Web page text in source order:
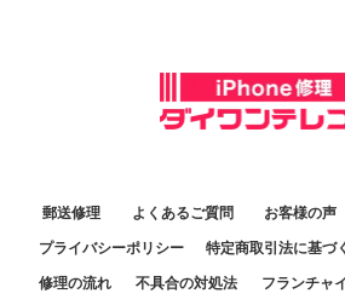
郵送修理 よくあるご質問 お客様の声
プライバシーポリシー 特定商取引法に基づ
修理の流れ 不具合の対処法 フランチャ